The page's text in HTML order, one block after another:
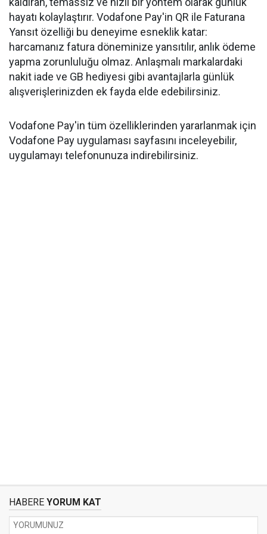
hayatı kolaylaştırır. Vodafone Pay'in QR ile Faturana
Yansıt özelliği bu deneyime esneklik katar:
harcamanız fatura döneminize yansıtılır, anlık ödeme
yapma zorunluluğu olmaz. Anlaşmalı markalardaki
nakit iade ve GB hediyesi gibi avantajlarla günlük
alışverişlerinizden ek fayda elde edebilirsiniz.
Vodafone Pay'in tüm özelliklerinden yararlanmak için
Vodafone Pay uygulaması sayfasını inceleyebilir,
uygulamayı telefonunuza indirebilirsiniz.
HABERE YORUM KAT